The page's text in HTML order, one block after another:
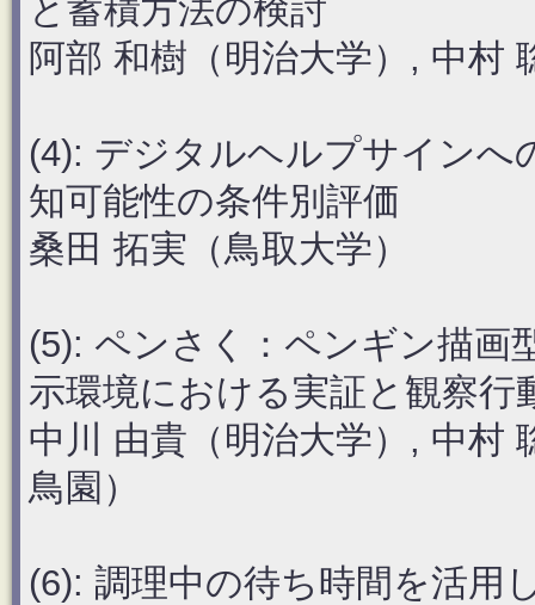
と蓄積方法の検討
阿部 和樹（明治大学）, 中村
(4): デジタルヘルプサインへ
知可能性の条件別評価
桑田 拓実（鳥取大学）
(5): ペンさく：ペンギン描画
示環境における実証と観察行
中川 由貴（明治大学）, 中村
鳥園）
(6): 調理中の待ち時間を活用